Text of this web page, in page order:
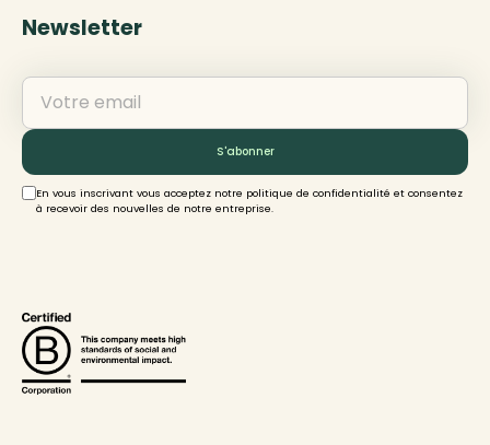
Newsletter
En vous inscrivant vous acceptez notre politique de confidentialité et consentez
à recevoir des nouvelles de notre entreprise.